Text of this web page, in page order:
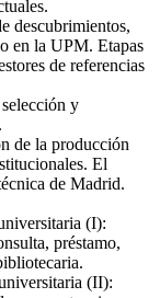
descubrimientos,
en la UPM. Etapas
de referencias
y
de la producción
El
de Madrid.
(I):
préstamo,
(II):